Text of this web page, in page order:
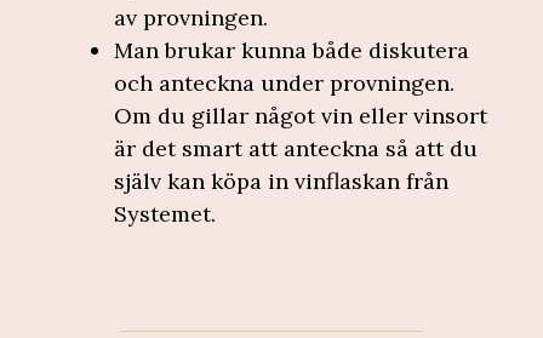
av provningen.
Man brukar kunna både diskutera
och anteckna under provningen.
Om du gillar något vin eller vinsort
är det smart att anteckna så att du
själv kan köpa in vinflaskan från
Systemet.